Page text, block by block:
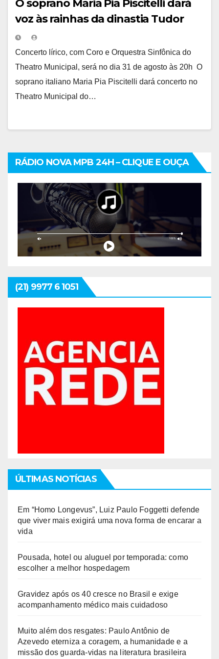
O soprano Maria Pia Piscitelli dará
voz às rainhas da dinastia Tudor
Concerto lírico, com Coro e Orquestra Sinfônica do
Theatro Municipal, será no dia 31 de agosto às 20h O
soprano italiano Maria Pia Piscitelli dará concerto no
Theatro Municipal do…
RÁDIO NOVA MPB 24H – CLIQUE E OUÇA
(21) 9977 6 1051
ÚLTIMAS NOTÍCIAS
Em “Homo Longevus”, Luiz Paulo Foggetti defende
que viver mais exigirá uma nova forma de encarar a
vida
Pousada, hotel ou aluguel por temporada: como
escolher a melhor hospedagem
Gravidez após os 40 cresce no Brasil e exige
acompanhamento médico mais cuidadoso
Muito além dos resgates: Paulo Antônio de
Azevedo eterniza a coragem, a humanidade e a
missão dos guarda-vidas na literatura brasileira